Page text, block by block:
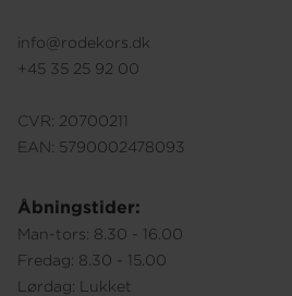
info@rodekors.dk
+45 35 25 92 00
CVR: 20700211
EAN: 5790002478093
Åbningstider:
Man-tors: 8.30 - 16.00
Fredag: 8.30 - 15.00
Lørdag: Lukket